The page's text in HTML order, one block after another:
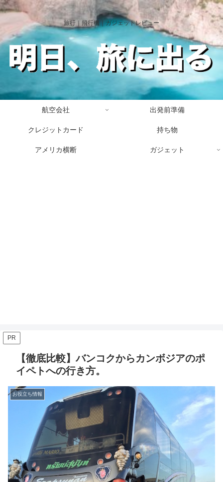
旅行｜飛行機｜ガジェットレビュー
航空会社 出発前準備
クレジットカード 持ち物
アメリカ横断 ガジェット
PR
【徹底比較】バンコクからカンボジアのポ
イペトへの行き方。
お役立ち情報